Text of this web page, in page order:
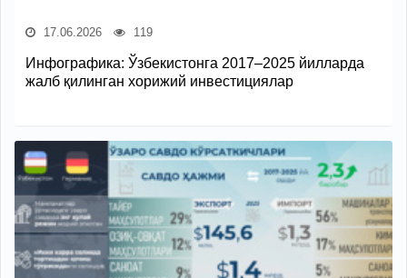
17.06.2026 119
Инфографика: Ўзбекистонга 2017–2025 йилларда
жалб қилинган хорижий инвестициялар